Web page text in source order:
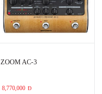
ZOOM AC-3
8,770,000 Đ